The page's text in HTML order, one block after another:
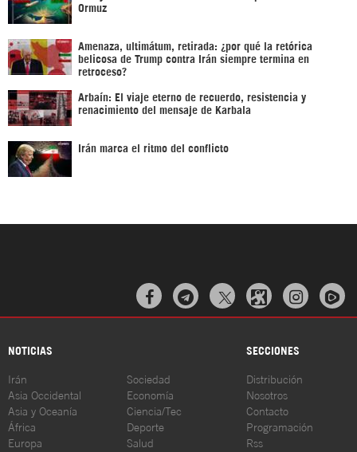
Ormuz
Amenaza, ultimátum, retirada: ¿por qué la retórica
belicosa de Trump contra Irán siempre termina en
retroceso?
Arbaín: El viaje eterno de recuerdo, resistencia y
renacimiento del mensaje de Karbala
Irán marca el ritmo del conflicto
  
NOTICIAS SECCIONES
Irán
Asia Occidental
Asia y Oceanía
África
Europa
Sociedad
Economía
Ciencia/Tec
Deporte
Salud
Distribución
Nosotros
Contacto
Programación
Rss